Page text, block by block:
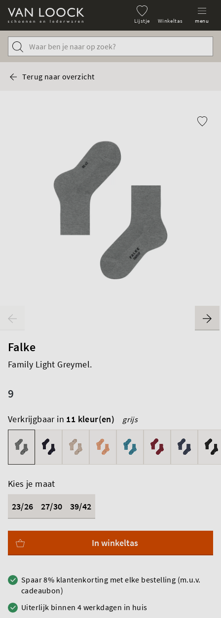
Lijstje Winkeltas menu
Terug naar overzicht
Falke
Family Light Greymel.
9
Verkrijgbaar in 11 kleur(en) grijs
Kies je maat
23/26
27/30 39/42
In winkeltas
Spaar 8% klantenkorting met elke bestelling (m.u.v.
cadeaubon)
Uiterlijk binnen 4 werkdagen in huis